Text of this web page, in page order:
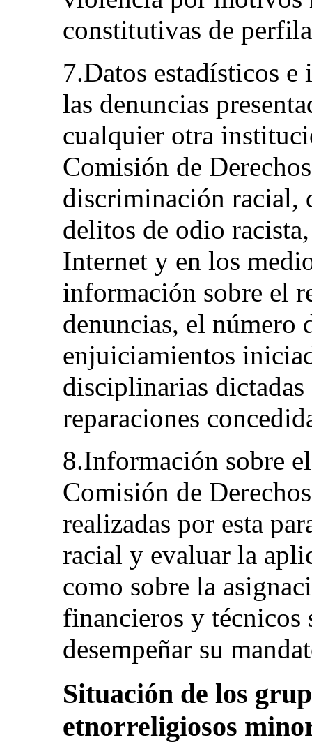
constitutivas de
7.Datos estadísticos
las denuncias
cualquier otra
Comisión de
discriminación racial,
delitos de odio
Internet y en los
información sobre el
denuncias, el número
enjuiciamientos
disciplinarias
reparaciones
8.Información sobre
Comisión de
realizadas por esta
racial y evaluar la
como sobre la
financieros y técnicos
desempeñar su
Situación de los
etnorreligiosos